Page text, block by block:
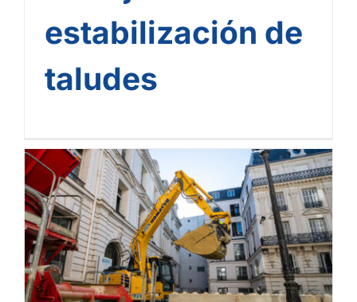
estabilización de
taludes
Una obra 100 % eléctrica:
Soletanche Bachy France
interviene en la
reestructuración de un
edificio en París